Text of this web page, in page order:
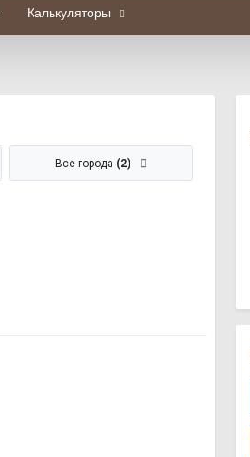
Калькуляторы
Все города (2)